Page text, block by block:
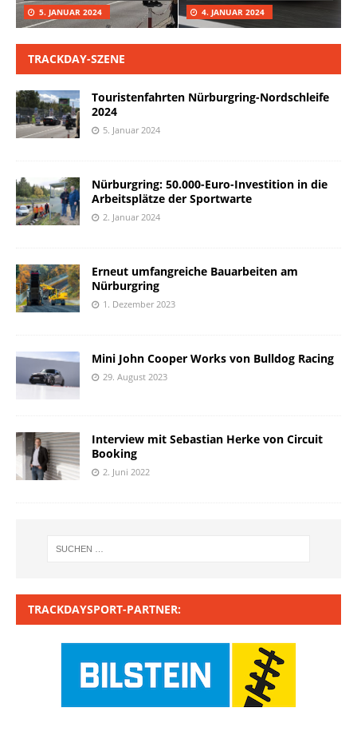
5. JANUAR 2024 4. JANUAR 2024
TRACKDAY-SZENE
Touristenfahrten Nürburgring-Nordschleife
2024
5. Januar 2024
Nürburgring: 50.000-Euro-Investition in die
Arbeitsplätze der Sportwarte
2. Januar 2024
Erneut umfangreiche Bauarbeiten am
Nürburgring
1. Dezember 2023
Mini John Cooper Works von Bulldog Racing
29. August 2023
Interview mit Sebastian Herke von Circuit
Booking
2. Juni 2022
TRACKDAYSPORT-PARTNER: